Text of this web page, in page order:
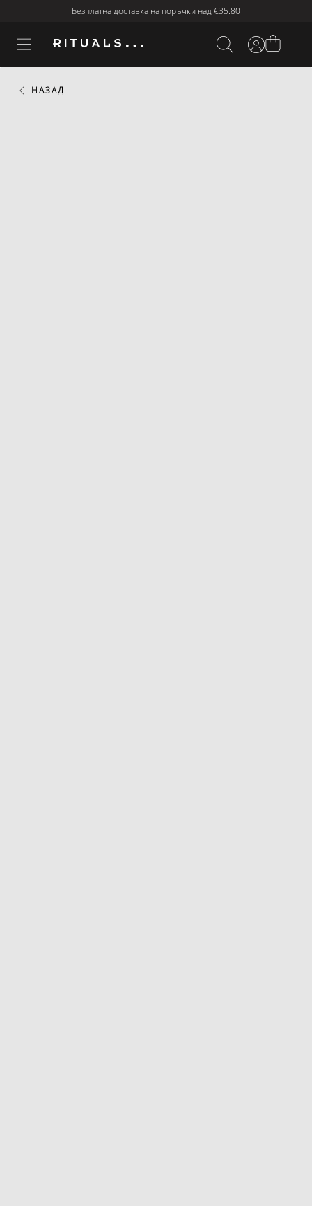
Безплатна доставка на поръчки над€35.80
НАЗАД